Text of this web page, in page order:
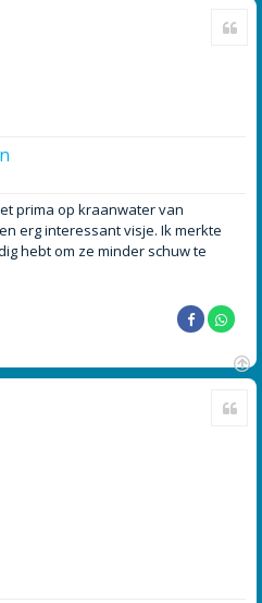
prima op kraanwater van
erg interessant visje. Ik merkte
hebt om ze minder schuw te
O